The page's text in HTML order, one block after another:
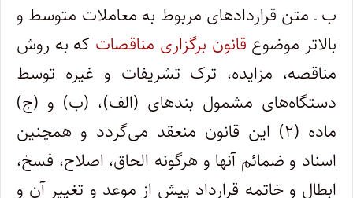
ب ـ متن قراردادهای مربوط به معاملات متوسط و
بالاتر موضوع قانون برگزاری مناقصات که به روش
مناقصه، مزایده، ترک تشریفات و غیره توسط
دستگاه‌های مشمول بندهای (الف)، (ب) و (ج)
ماده (۲) این قانون منعقد می‌گردد و همچنین
اسناد و ضمائم آنها و هرگونه الحاق، اصلاح، فسخ،
ابطال و خاتمه قرارداد پیش از موعد و تغییر آن و